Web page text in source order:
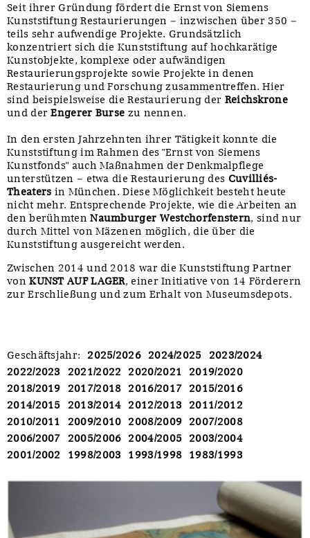
Seit ihrer Gründung fördert die Ernst von Siemens
Kunststiftung Restaurierungen – inzwischen über 350 –
teils sehr aufwendige Projekte. Grundsätzlich
konzentriert sich die Kunststiftung auf hochkarätige
Kunstobjekte, komplexe oder aufwändigen
Restaurierungsprojekte sowie Projekte in denen
Restaurierung und Forschung zusammentreffen. Hier
sind beispielsweise die Restaurierung der Reichskrone
und derEngerer Burse zu nennen.
In den ersten Jahrzehnten ihrer Tätigkeit konnte die
Kunststiftung im Rahmen des "Ernst von Siemens
Kunstfonds" auch Maßnahmen der Denkmalpflege
unterstützen – etwa die Restaurierung des Cuvilliés-
Theaters in München. Diese Möglichkeit besteht heute
nicht mehr. Entsprechende Projekte, wie die Arbeiten an
den berühmtenNaumburger Westchorfenstern, sind nur
durch Mittel von Mäzenen möglich, die über die
Kunststiftung ausgereicht werden.
Zwischen 2014 und 2018 war die Kunststiftung Partner
vonKUNST AUF LAGER, einer Initiative von 14 Förderern
zur Erschließung und zum Erhalt von Museumsdepots.
Geschäftsjahr: 2025/2026 2024/2025
2023/2024
2022/2023
2021/2022 2020/2021
2019/2020
2018/2019
2017/2018 2016/2017
2015/2016
2014/2015
2013/2014 2012/2013
2011/2012
2010/2011
2009/2010 2008/2009
2007/2008
2006/2007
2005/2006 2004/2005
2003/2004
2001/2002
1998/2003 1993/1998 1983/1993
Zwischenfinanzierung